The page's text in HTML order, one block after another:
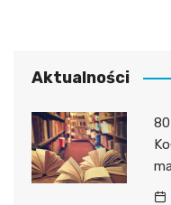
Aktualności